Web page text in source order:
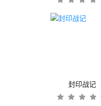
封印战记